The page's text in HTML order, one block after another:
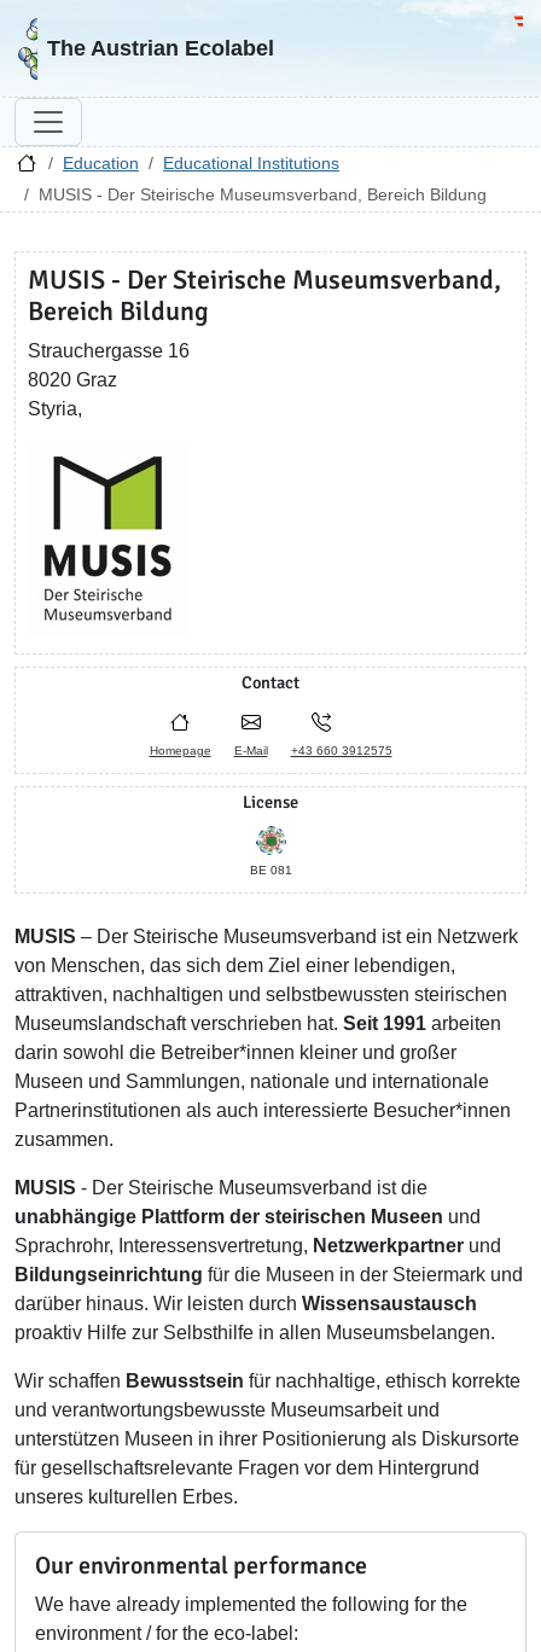
Go to homepage
The Austrian Ecolabel
Education
Educational Institutions
MUSIS - Der Steirische Museumsverband, Bereich Bildung
MUSIS - Der Steirische Museumsverband,
Bereich Bildung
Strauchergasse 16
8020 Graz
Styria,
Contact
Homepage E-Mail +43 660 3912575
License
BE 081
MUSIS – Der Steirische Museumsverband ist ein Netzwerk
von Menschen, das sich dem Ziel einer lebendigen,
attraktiven, nachhaltigen und selbstbewussten steirischen
Museumslandschaft verschrieben hat. Seit 1991 arbeiten
darin sowohl die Betreiber*innen kleiner und großer
Museen und Sammlungen, nationale und internationale
Partnerinstitutionen als auch interessierte Besucher*innen
zusammen.
MUSIS - Der Steirische Museumsverband ist die
unabhängige Plattform der steirischen Museen und
Sprachrohr, Interessensvertretung, Netzwerkpartner und
Bildungseinrichtung für die Museen in der Steiermark und
darüber hinaus. Wir leisten durch Wissensaustausch
proaktiv Hilfe zur Selbsthilfe in allen Museumsbelangen.
Wir schaffen Bewusstsein für nachhaltige, ethisch korrekte
und verantwortungsbewusste Museumsarbeit und
unterstützen Museen in ihrer Positionierung als Diskursorte
für gesellschaftsrelevante Fragen vor dem Hintergrund
unseres kulturellen Erbes.
Our environmental performance
We have already implemented the following for the
environment / for the eco-label: